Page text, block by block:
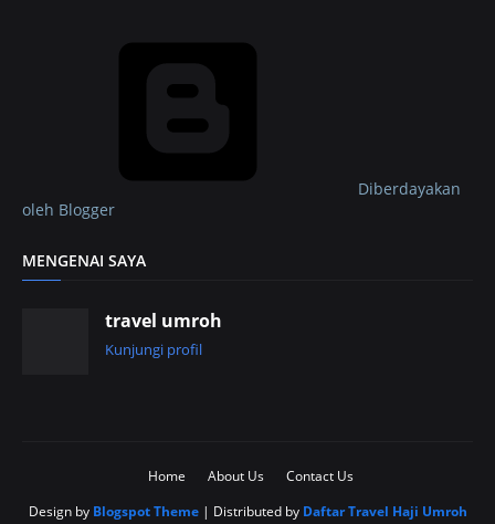
Diberdayakan
oleh Blogger
MENGENAI SAYA
travel umroh
Kunjungi profil
Home About Us
Contact Us
Design by Blogspot Theme| Distributed by Daftar Travel Haji Umroh